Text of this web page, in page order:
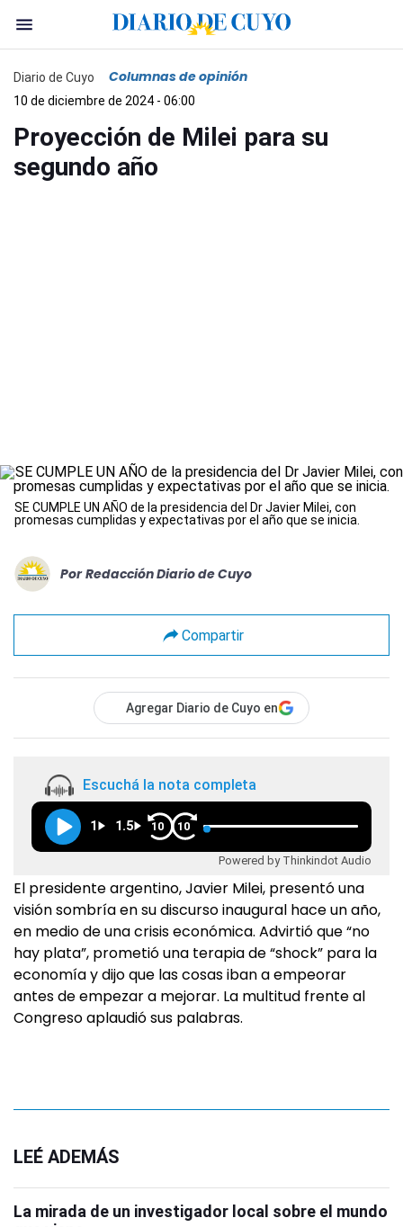
Diario de Cuyo Columnas de opinión
10 de diciembre de 2024 - 06:00
Proyección de Milei para su
segundo año
SE CUMPLE UN AÑO de la presidencia del Dr Javier Milei, con
promesas cumplidas y expectativas por el año que se inicia.
Por Redacción Diario de Cuyo
Compartir
Agregar Diario de Cuyo en
Escuchá la nota completa
1 1.5 10 10
Powered by Thinkindot Audio
El presidente argentino, Javier Milei, presentó una
visión sombría en su discurso inaugural hace un año,
en medio de una crisis económica. Advirtió que “no
hay plata”, prometió una terapia de “shock” para la
economía y dijo que las cosas iban a empeorar
antes de empezar a mejorar. La multitud frente al
Congreso aplaudió sus palabras.
LEÉ ADEMÁS
La mirada de un investigador local sobre el mundo